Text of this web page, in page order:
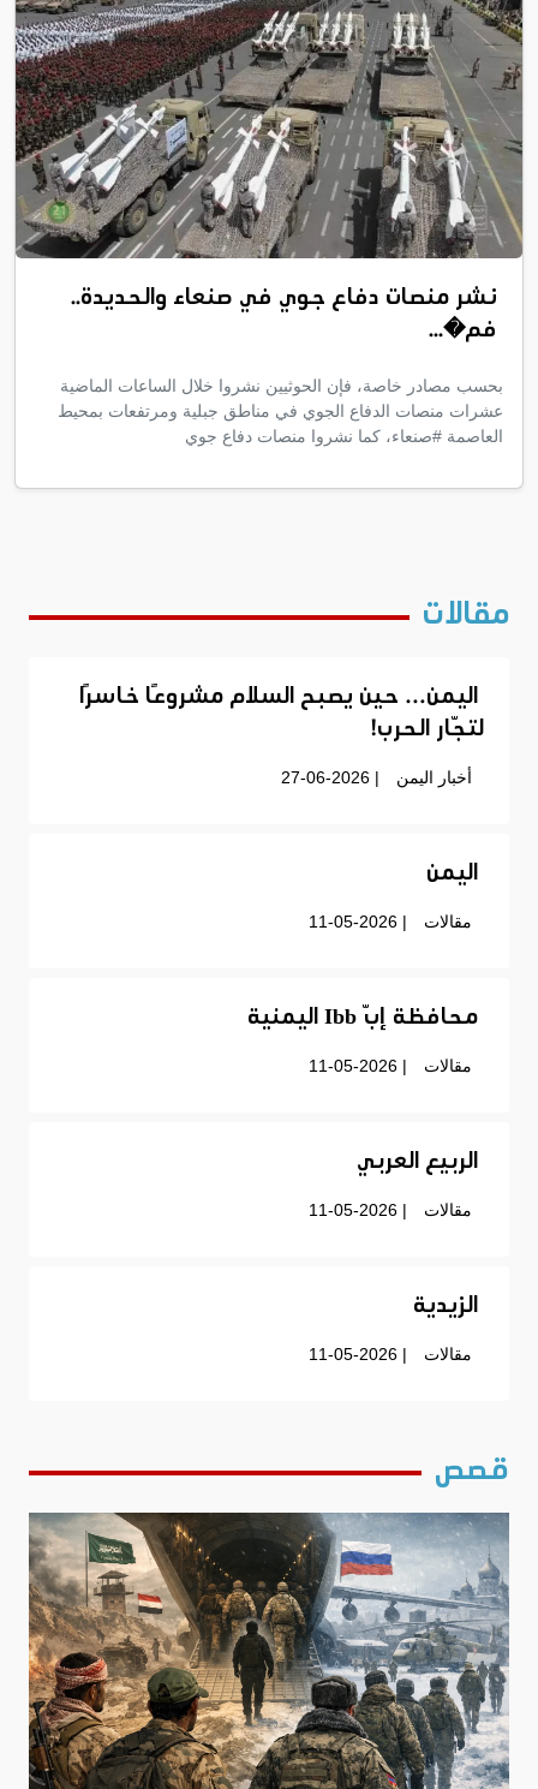
نشر منصات دفاع جوي في صنعاء والحديدة..
فم�...
بحسب مصادر خاصة، فإن الحوثيين نشروا خلال الساعات الماضية
عشرات منصات الدفاع الجوي في مناطق جبلية ومرتفعات بمحيط
العاصمة #صنعاء، كما نشروا منصات دفاع جوي
مقالات
اليمن… حين يصبح السلام مشروعًا خاسرًا
لتجّار الحرب!
أخبار اليمن | 27-06-2026
اليمن
مقالات | 11-05-2026
محافظة إبّ Ibb اليمنية
مقالات | 11-05-2026
الربيع العربي
مقالات | 11-05-2026
الزيدية
مقالات | 11-05-2026
قصص